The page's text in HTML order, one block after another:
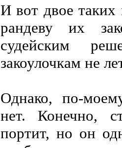
И вот двое таких
рандеву их
судейским
закоулочкам не
Однако, по-
нет. Конечно,
портит, но он